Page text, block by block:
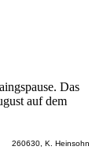
Das
auf dem
260630, K. Heinsohn